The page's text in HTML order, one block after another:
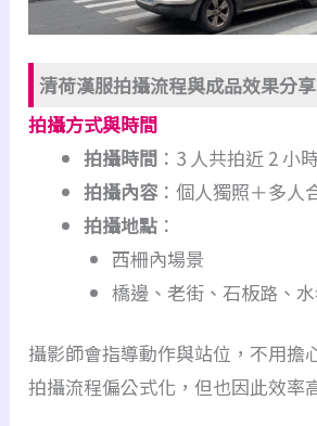
清荷漢服拍攝流程與成品效果分享
拍攝方式與時間
拍攝時間 ：3 人共拍近 2 小
拍攝內容：個人獨照＋多人
拍攝地點 ：
西柵內場景
橋邊、老街、石板路、
攝影師會指導動作與站位，不用擔
拍攝流程偏公式化，但也因此效率